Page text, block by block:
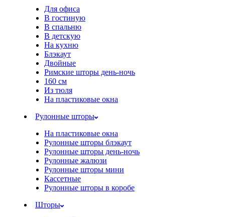
Для офиса
В гостиную
В спальню
В детскую
На кухню
Блэкаут
Двойные
Римские шторы день-ночь
160 см
Из тюля
На пластиковые окна
Рулонные шторы
На пластиковые окна
Рулонные шторы блэкаут
Рулонные шторы день-ночь
Рулонные жалюзи
Рулонные шторы мини
Кассетные
Рулонные шторы в коробе
Шторы